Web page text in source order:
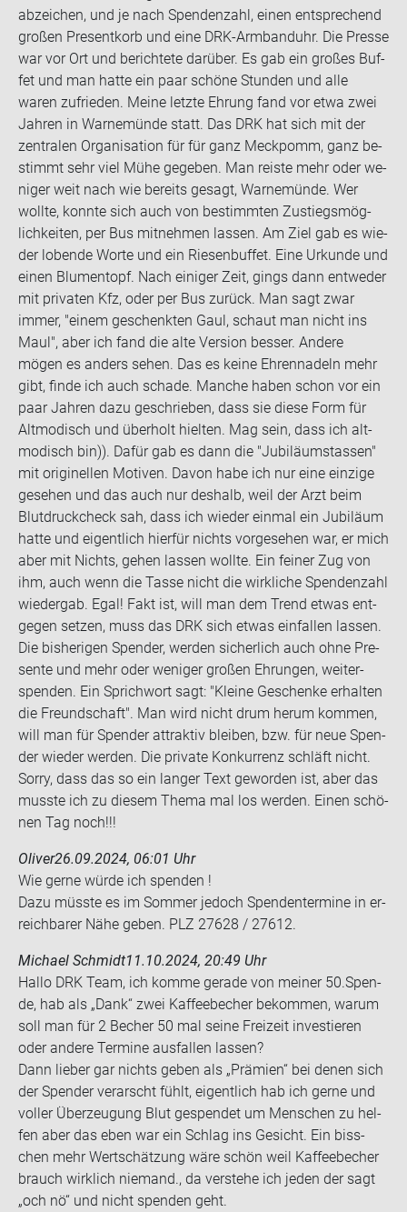
ab­zei­chen, und je nach Spen­den­zahl, einen ent­spre­chend
gro­ßen Pre­sent­korb und eine DRK-​Armbanduhr. Die Pres­se
war vor Ort und be­rich­te­te dar­über. Es gab ein gro­ßes Buf­
fet und man hatte ein paar schö­ne Stun­den und alle
waren zu­frie­den. Meine letz­te Eh­rung fand vor etwa zwei
Jah­ren in War­ne­mün­de statt. Das DRK hat sich mit der
zen­tra­len Or­ga­ni­sa­ti­on für für ganz Meck­pomm, ganz be­
stimmt sehr viel Mühe ge­ge­ben. Man reis­te mehr oder we­
ni­ger weit nach wie be­reits ge­sagt, War­ne­mün­de. Wer
woll­te, konn­te sich auch von be­stimm­ten Zu­stiegs­mög­
lich­kei­ten, per Bus mit­neh­men las­sen. Am Ziel gab es wie­
der lo­ben­de Worte und ein Rie­sen­buf­fet. Eine Ur­kun­de und
einen Blu­men­topf. Nach ei­ni­ger Zeit, gings dann ent­we­der
mit pri­va­ten Kfz, oder per Bus zu­rück. Man sagt zwar
immer, "einem ge­schenk­ten Gaul, schaut man nicht ins
Maul", aber ich fand die alte Ver­si­on bes­ser. An­de­re
mögen es an­ders sehen. Das es keine Eh­ren­na­deln mehr
gibt, finde ich auch scha­de. Man­che haben schon vor ein
paar Jah­ren dazu ge­schrie­ben, dass sie diese Form für
Alt­mo­disch und über­holt hiel­ten. Mag sein, dass ich alt­
mo­disch bin)). Dafür gab es dann die "Ju­bi­lä­umstas­sen"
mit ori­gi­nel­len Mo­ti­ven. Davon habe ich nur eine ein­zi­ge
ge­se­hen und das auch nur des­halb, weil der Arzt beim
Blut­druck­check sah, dass ich wie­der ein­mal ein Ju­bi­lä­um
hatte und ei­gent­lich hier­für nichts vor­ge­se­hen war, er mich
aber mit Nichts, gehen las­sen woll­te. Ein fei­ner Zug von
ihm, auch wenn die Tasse nicht die wirk­li­che Spen­den­zahl
wie­der­gab. Egal! Fakt ist, will man dem Trend etwas ent­
ge­gen set­zen, muss das DRK sich etwas ein­fal­len las­sen.
Die bis­he­ri­gen Spen­der, wer­den si­cher­lich auch ohne Pre­
sen­te und mehr oder we­ni­ger gro­ßen Eh­run­gen, wei­ter­
spen­den. Ein Sprich­wort sagt: "Klei­ne Ge­schen­ke er­hal­ten
die Freund­schaft". Man wird nicht drum herum kom­men,
will man für Spen­der at­trak­tiv blei­ben, bzw. für neue Spen­
der wie­der wer­den. Die pri­va­te Kon­kur­renz schläft nicht.
Sorry, dass das so ein lan­ger Text ge­wor­den ist, aber das
muss­te ich zu die­sem Thema mal los wer­den. Einen schö­
nen Tag noch!!!
Oliver26.09.2024, 06:01 Uhr
Wie gerne würde ich spen­den !
Dazu müss­te es im Som­mer je­doch Spen­den­ter­mi­ne in er­
reich­ba­rer Nähe geben. PLZ 27628 / 27612.
Michael Schmidt11.10.2024, 20:49 Uhr
Hallo DRK Team, ich komme ge­ra­de von mei­ner 50.Spen­
de, hab als „Dank“ zwei Kaf­fee­be­cher be­kom­men, warum
soll man für 2 Be­cher 50 mal seine Frei­zeit in­ves­tie­ren
oder an­de­re Ter­mi­ne aus­fal­len las­sen?
Dann lie­ber gar nichts geben als „Prä­mi­en“ bei denen sich
der Spen­der ver­arscht fühlt, ei­gent­lich hab ich gerne und
vol­ler Über­zeu­gung Blut ge­spen­det um Men­schen zu hel­
fen aber das eben war ein Schlag ins Ge­sicht. Ein biss­
chen mehr Wert­schät­zung wäre schön weil Kaf­fee­be­cher
brauch wirk­lich nie­mand., da ver­ste­he ich jeden der sagt
„och nö“ und nicht spen­den geht.